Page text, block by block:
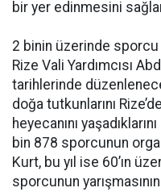
bir yer edinmesini
2 binin üzerinde
Rize Vali Yardımcısı
tarihlerinde
doğa tutkunlarını
heyecanını
bin 878 sporcunun
Kurt, bu yıl ise 60’ın
sporcunun